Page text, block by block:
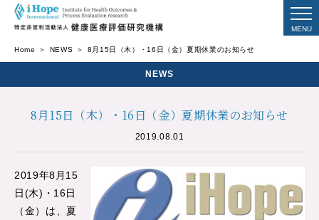
Home NEWS 8月15日（木）・16日（金）夏期休業のお知らせ
NEWS
8月15日（木）・16日（金）夏期休業のお知らせ
2019.08.01
2019年8月15
日(木)・16日
（金）は、夏